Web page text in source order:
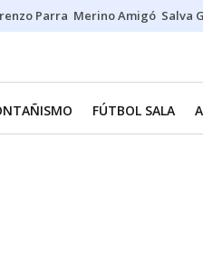
Parra Merino Amigó Salva
FÚTBOL SALA